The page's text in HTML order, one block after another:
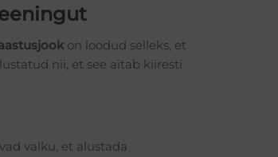
on loodud selleks, et
nii, et see aitab kiiresti
valku, et alustada